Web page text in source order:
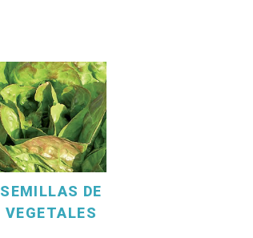
SEMILLAS DE
VEGETALES